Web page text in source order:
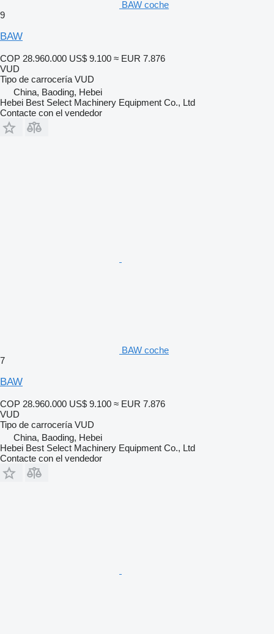
BAW coche
9
BAW
COP 28.960.000 US$ 9.100 ≈ EUR 7.876
VUD
Tipo de carrocería VUD
China, Baoding, Hebei
Hebei Best Select Machinery Equipment Co., Ltd
Contacte con el vendedor
BAW coche
7
BAW
COP 28.960.000 US$ 9.100 ≈ EUR 7.876
VUD
Tipo de carrocería VUD
China, Baoding, Hebei
Hebei Best Select Machinery Equipment Co., Ltd
Contacte con el vendedor